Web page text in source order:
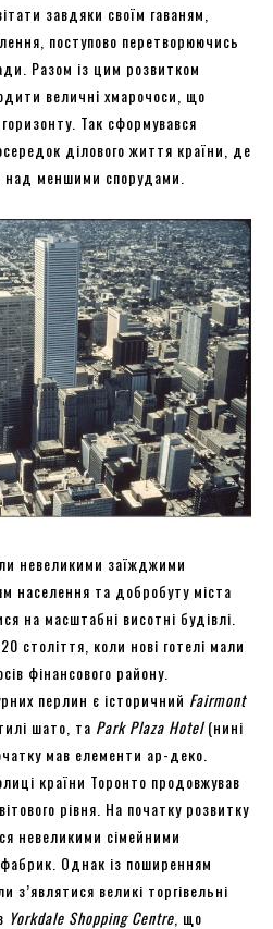
завдяки своїм гаваням,
поступово перетворюючись
Разом із цим розвитком
величні хмарочоси, що
Так сформувався
ділового життя країни, де
над меншими спорудами.
невеликими заїжджими
населення та добробуту міста
на масштабні висотні будівлі.
століття, коли нові готелі мали
фінансового району.
перлин є історичний Fairmont
шато, та Park Plaza Hotel(нині
мав елементи ар-деко.
країни Торонто продовжував
рівня. На початку розвитку
невеликими сімейними
Однак із поширенням
з’являтися великі торгівельні
Yorkdale Shopping Centre , що